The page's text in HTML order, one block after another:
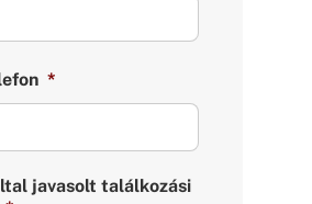
*
javasolt találkozási